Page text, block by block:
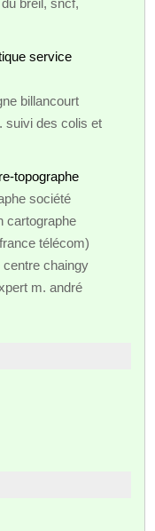
service
billancourt
suivi des colis et
topographe
société
cartographe
télécom)
chaingy
m. andré